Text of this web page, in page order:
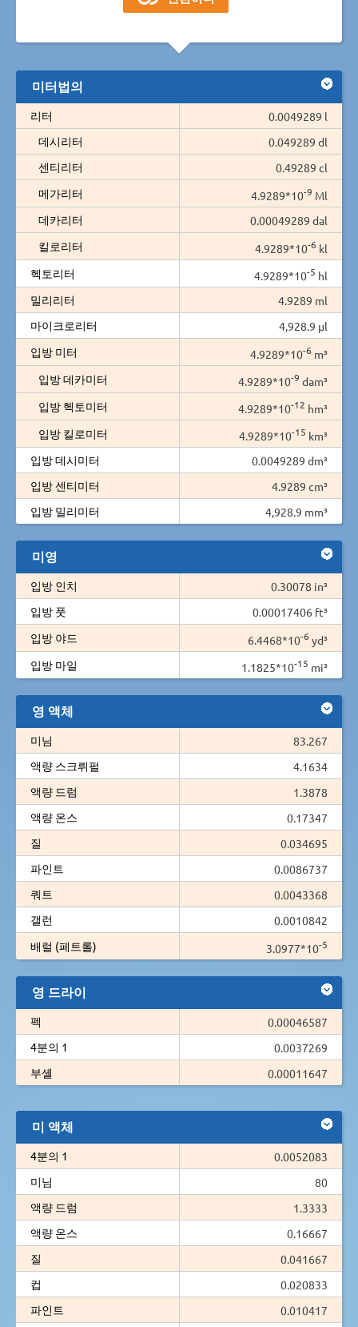
미터법의
리터
0.0049289 l
데시리터
0.049289 dl
센티리터
0.49289 cl
메가리터
4.9289*10-9 Ml
데카리터
0.00049289 dal
킬로리터
4.9289*10-6 kl
헥토리터
4.9289*10-5 hl
밀리리터
4.9289 ml
마이크로리터
4,928.9 µl
입방 미터
4.9289*10-6 m³
입방 데카미터
4.9289*10-9 dam³
입방 헥토미터
4.9289*10-12 hm³
입방 킬로미터
4.9289*10-15 km³
입방 데시미터
0.0049289 dm³
입방 센티미터
4.9289 cm³
입방 밀리미터
4,928.9 mm³
미영
입방 인치
0.30078 in³
입방 풋
0.00017406 ft³
입방 야드
6.4468*10-6 yd³
입방 마일
1.1825*10-15 mi³
영 액체
미님
83.267
액량 스크뤼펄
4.1634
액량 드럼
1.3878
액량 온스
0.17347
질
0.034695
파인트
0.0086737
쿼트
0.0043368
갤런
0.0010842
배럴 (페트롤)
3.0977*10-5
영 드라이
펙
0.00046587
4분의 1
0.0037269
부셸
0.00011647
미 액체
4분의 1
0.0052083
미님
80
액량 드럼
1.3333
액량 온스
0.16667
질
0.041667
컵
0.020833
파인트
0.010417